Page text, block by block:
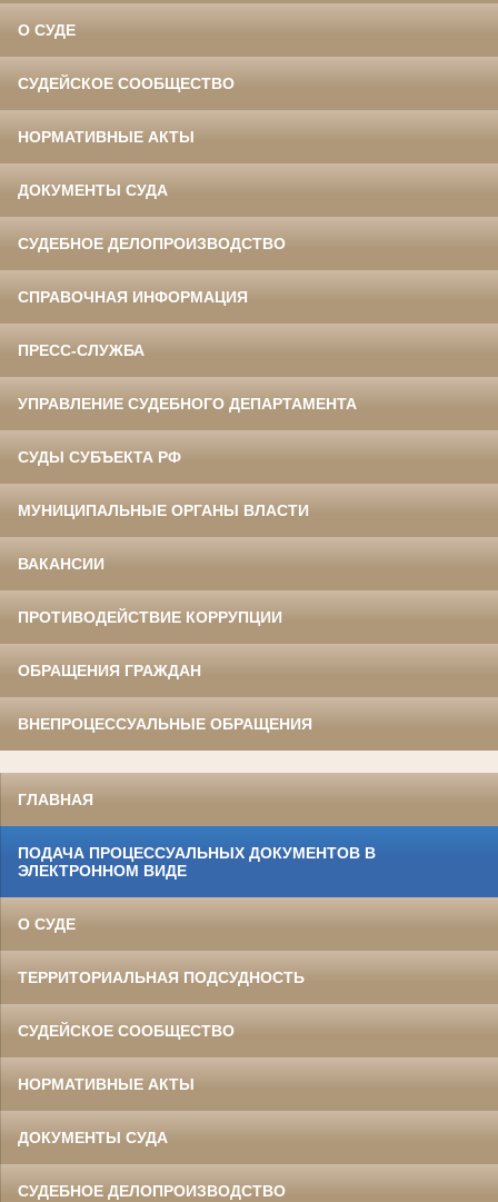
О СУДЕ
СУДЕЙСКОЕ СООБЩЕСТВО
НОРМАТИВНЫЕ АКТЫ
ДОКУМЕНТЫ СУДА
СУДЕБНОЕ ДЕЛОПРОИЗВОДСТВО
СПРАВОЧНАЯ ИНФОРМАЦИЯ
ПРЕСС-СЛУЖБА
УПРАВЛЕНИЕ СУДЕБНОГО ДЕПАРТАМЕНТА
СУДЫ СУБЪЕКТА РФ
МУНИЦИПАЛЬНЫЕ ОРГАНЫ ВЛАСТИ
ВАКАНСИИ
ПРОТИВОДЕЙСТВИЕ КОРРУПЦИИ
ОБРАЩЕНИЯ ГРАЖДАН
ВНЕПРОЦЕССУАЛЬНЫЕ ОБРАЩЕНИЯ
ГЛАВНАЯ
ПОДАЧА ПРОЦЕССУАЛЬНЫХ ДОКУМЕНТОВ В
ЭЛЕКТРОННОМ ВИДЕ
О СУДЕ
ТЕРРИТОРИАЛЬНАЯ ПОДСУДНОСТЬ
СУДЕЙСКОЕ СООБЩЕСТВО
НОРМАТИВНЫЕ АКТЫ
ДОКУМЕНТЫ СУДА
СУДЕБНОЕ ДЕЛОПРОИЗВОДСТВО